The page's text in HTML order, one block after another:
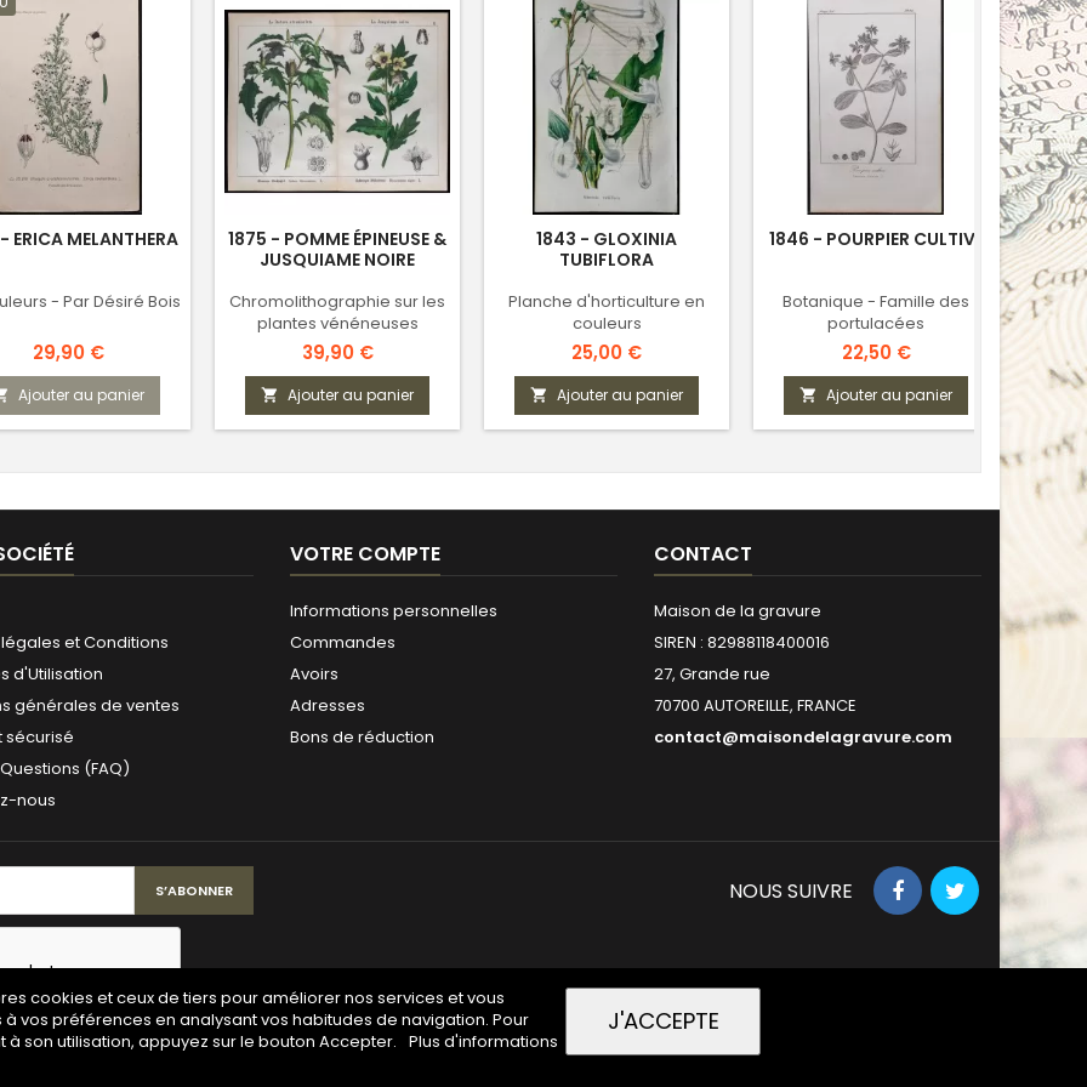
ERICA MELANTHERA
- Par Désiré Bois
Prix
29,90 €
Ajouter au panier
1875 - POMME ÉPINEUSE &
JUSQUIAME NOIRE
Chromolithographie sur les
plantes vénéneuses
Prix
39,90 €
 Ajouter au panier
1843 - GLOXINIA
TUBIFLORA
Planche d'horticulture en
couleurs
Prix
25,00 €
 Ajouter au panier
1846 - POURPIER CULTIVÉ
Botanique - Famille des
portulacées
Prix
22,50 €
 Ajouter au panier 
et Conditions
d'Utilisation
générales de ventes
sécurisé
(FAQ)
nous
VOTRE COMPTE
Informations personnelles
Commandes
Avoirs
Adresses
Bons de réduction
CONTACT
Maison de la gravure
SIREN : 82988118400016
27, Grande rue
70700 AUTOREILLE, FRANCE
contact@maisondelagravure.com
cookies et ceux de tiers pour améliorer nos services et vous
vos préférences en analysant vos habitudes de navigation. Pour
son utilisation, appuyez sur le bouton Accepter. Plus d'informations
J'ACCEPTE
NOUS SUIVRE